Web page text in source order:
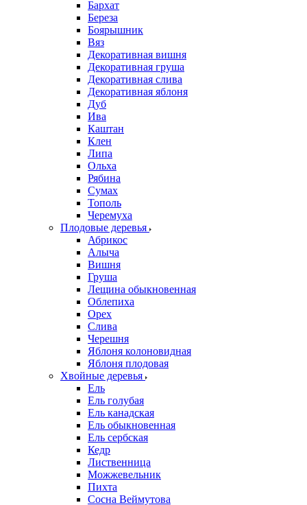
Бархат
Береза
Боярышник
Вяз
Декоративная вишня
Декоративная груша
Декоративная слива
Декоративная яблоня
Дуб
Ива
Каштан
Клен
Липа
Ольха
Рябина
Сумах
Тополь
Черемуха
Плодовые деревья
Абрикос
Алыча
Вишня
Груша
Лещина обыкновенная
Облепиха
Орех
Слива
Черешня
Яблоня колоновидная
Яблоня плодовая
Хвойные деревья
Ель
Ель голубая
Ель канадская
Ель обыкновенная
Ель сербская
Кедр
Лиственница
Можжевельник
Пихта
Сосна Веймутова